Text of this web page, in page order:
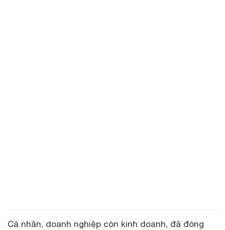
Cá nhân, doanh nghiệp còn kinh doanh, đã đóng